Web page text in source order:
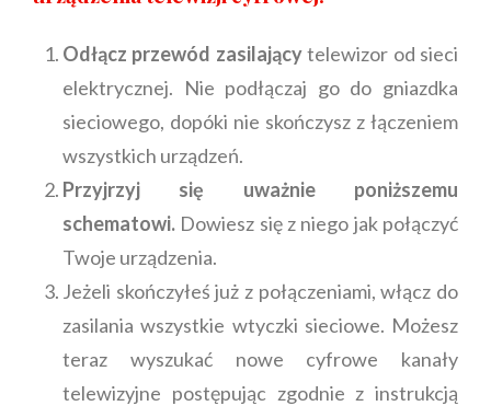
Odłącz przewód zasilającytelewizor od sieci
elektrycznej. Nie podłączaj go do gniazdka
sieciowego, dopóki nie skończysz z łączeniem
wszystkich urządzeń.
Przyjrzyj się uważnie poniższemu
schematowi. Dowiesz się z niego jak połączyć
Twoje urządzenia.
Jeżeli skończyłeś już z połączeniami, włącz do
zasilania wszystkie wtyczki sieciowe. Możesz
teraz wyszukać nowe cyfrowe kanały
telewizyjne postępując zgodnie z instrukcją